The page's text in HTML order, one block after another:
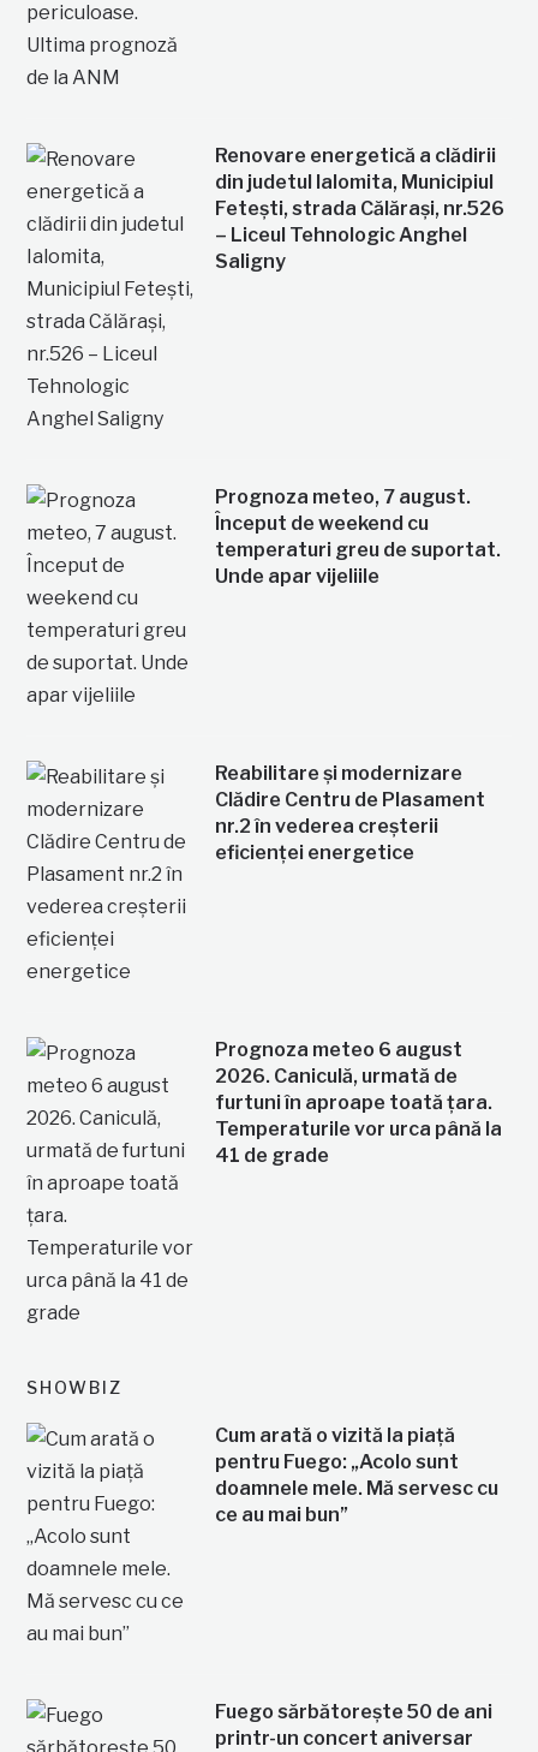
Renovare energetică a clădirii
din judetul Ialomita, Municipiul
Fetești, strada Călărași, nr.526
– Liceul Tehnologic Anghel
Saligny
Prognoza meteo, 7 august.
Început de weekend cu
temperaturi greu de suportat.
Unde apar vijeliile
Reabilitare și modernizare
Clădire Centru de Plasament
nr.2 în vederea creșterii
eficienței energetice
Prognoza meteo 6 august
2026. Caniculă, urmată de
furtuni în aproape toată țara.
Temperaturile vor urca până la
41 de grade
SHOWBIZ
Cum arată o vizită la piață
pentru Fuego: „Acolo sunt
doamnele mele. Mă servesc cu
ce au mai bun”
Fuego sărbătorește 50 de ani
printr-un concert aniversar